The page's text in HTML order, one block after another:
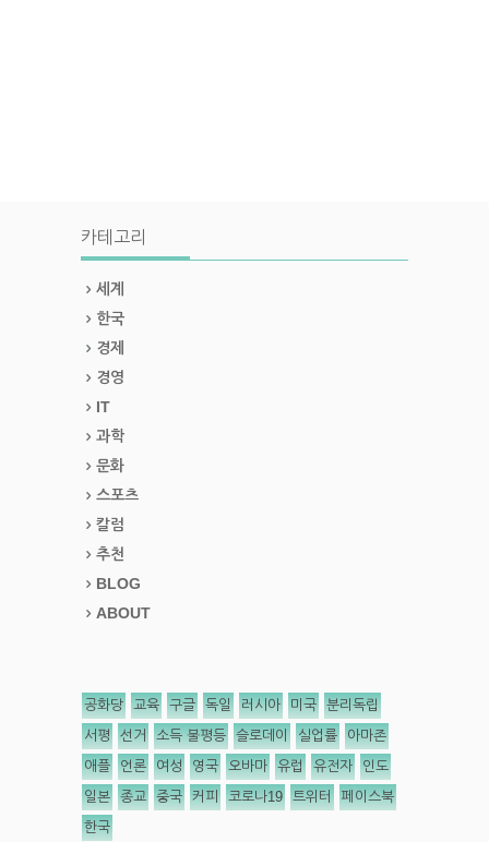
카테고리
세계
한국
경제
경영
IT
과학
문화
스포츠
칼럼
추천
BLOG
ABOUT
공화당 교육 구글 독일 러시아 미국 분리독립
서평 선거 소득 불평등 슬로데이 실업률 아마존
애플 언론 여성 영국 오바마 유럽 유전자 인도
일본 종교 중국 커피 코로나19 트위터 페이스북
한국